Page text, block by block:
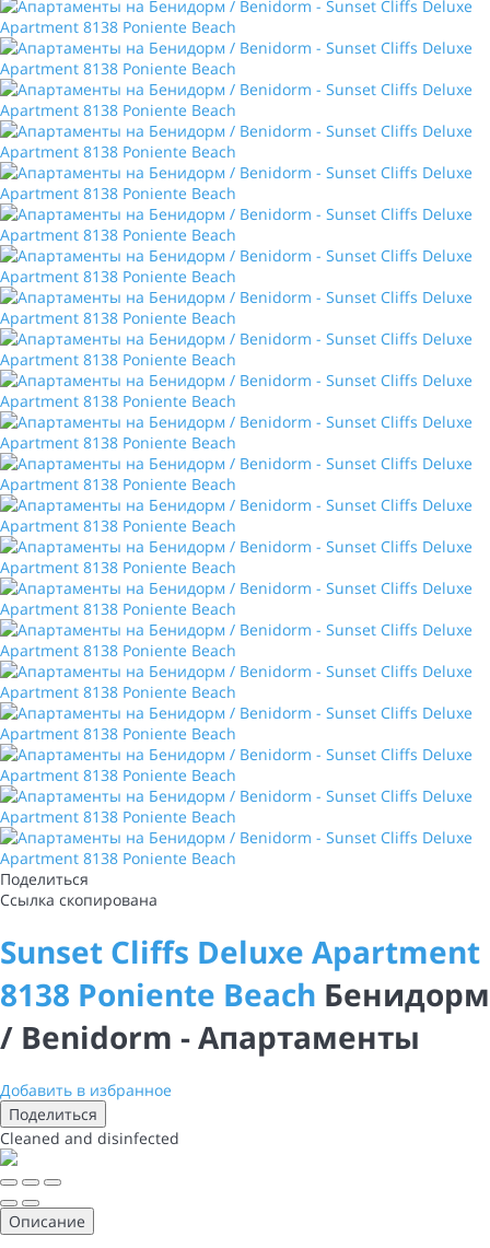
Поделиться
Ссылка скопирована
Sunset Cliffs Deluxe Apartment
8138 Poniente Beach Бенидорм
/ Benidorm -Апартаменты
Добавить в избранное
Поделиться
Cleaned and disinfected
Описание